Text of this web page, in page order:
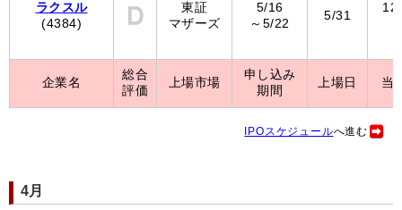
ラクスル
(4384)
企業名
東証
マザーズ
5/16
～5/22
5/31
総合
評価
上場市場
申し込み
期間
上場日 当
IPOスケジュールへ進む
4月